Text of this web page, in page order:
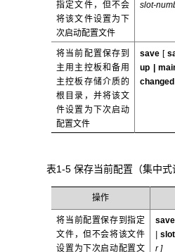
指定文件，但不会
将该文件设置为下
次启动配置文件
slot-
将当前配置保存到
主用主控板和备用
主控板存储介质的
根目录，并将该文
件设置为下次启动
配置文件
save [
up |
表1-5 保存当前配置（集中式
操作
将当前配置保存到指定
文件，但不会将该文件
设置为下次启动配置文
save
|slot
r]